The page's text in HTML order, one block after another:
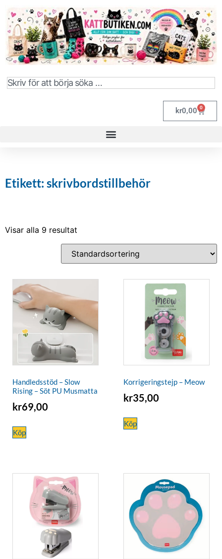
kr0,00 0
Etikett: skrivbordstillbehör
Visar alla 9 resultat
Handledsstöd – Slow
Rising – Söt PU Musmatta
kr69,00
Köp
Korrigeringstejp – Meow
kr35,00
Köp